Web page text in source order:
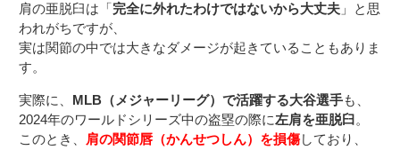
肩の亜脱臼は「完全に外れたわけではないから大丈夫 」と思
われがちですが、
実は関節の中では大きなダメージが起きていることもありま
す。
実際に、 MLB（メジャーリーグ）で活躍する大谷選手も、
2024年のワールドシリーズ中の盗塁の際に左肩を亜脱臼。
このとき、
肩の関節唇（かんせつしん）を損傷しており、